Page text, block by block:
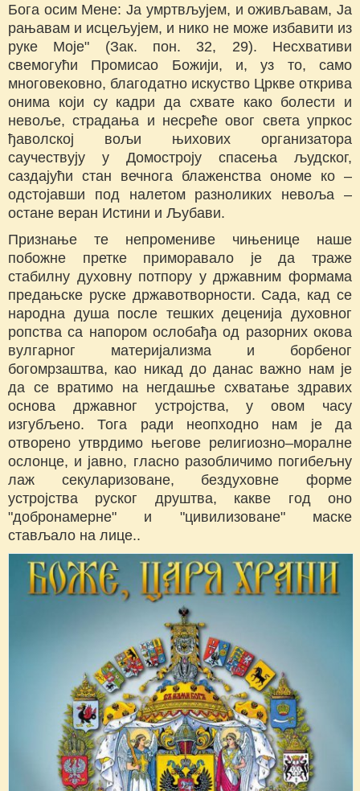
Бога осим Мене: Ја умртвљујем, и оживљавам, Ја
рањавам и исцељујем, и нико не може избавити из
руке Моје" (Зак. пон. 32, 29). Несхвативи
свемогући Промисао Божији, и, уз то, само
многовековно, благодатно искуство Цркве открива
онима који су кадри да схвате како болести и
невоље, страдања и несреће овог света упркос
ђаволској вољи њихових организатора
саучествују у Домостроју спасења људског,
саздајући стан вечнога блаженства ономе ко –
одстојавши под налетом разноликих невоља –
остане веран Истини и Љубави.
Признање те непромениве чињенице наше
побожне претке приморавало је да траже
стабилну духовну потпору у државним формама
предањске руске државотворности. Сада, кад се
народна душа после тешких деценија духовног
ропства са напором ослобађа од разорних окова
вулгарног материјализма и борбеног
богомрзаштва, као никад до данас важно нам је
да се вратимо на негдашње схватање здравих
основа државног устројства, у овом часу
изгубљено. Тога ради неопходно нам је да
отворено утврдимо његове религиозно–моралне
ослонце, и јавно, гласно разобличимо погибељну
лаж секуларизоване, бездуховне форме
устројства руског друштва, какве год оно
"добронамерне" и "цивилизоване" маске
стављало на лице..